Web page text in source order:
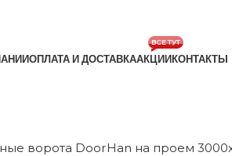
ОПЛАТА И ДОСТАВКААКЦИИ
ВСЕ ТУТ
КОНТАКТЫ
ворота DoorHan на проем